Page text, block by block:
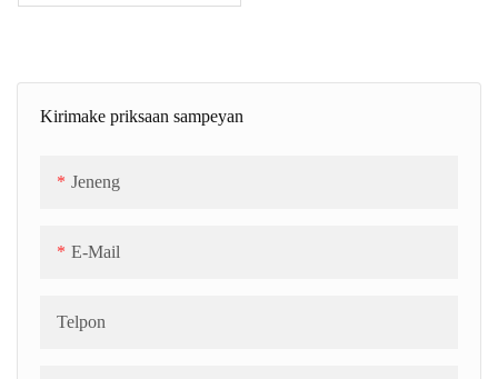
Kirimake priksaan sampeyan
Jeneng
E-Mail
Telpon